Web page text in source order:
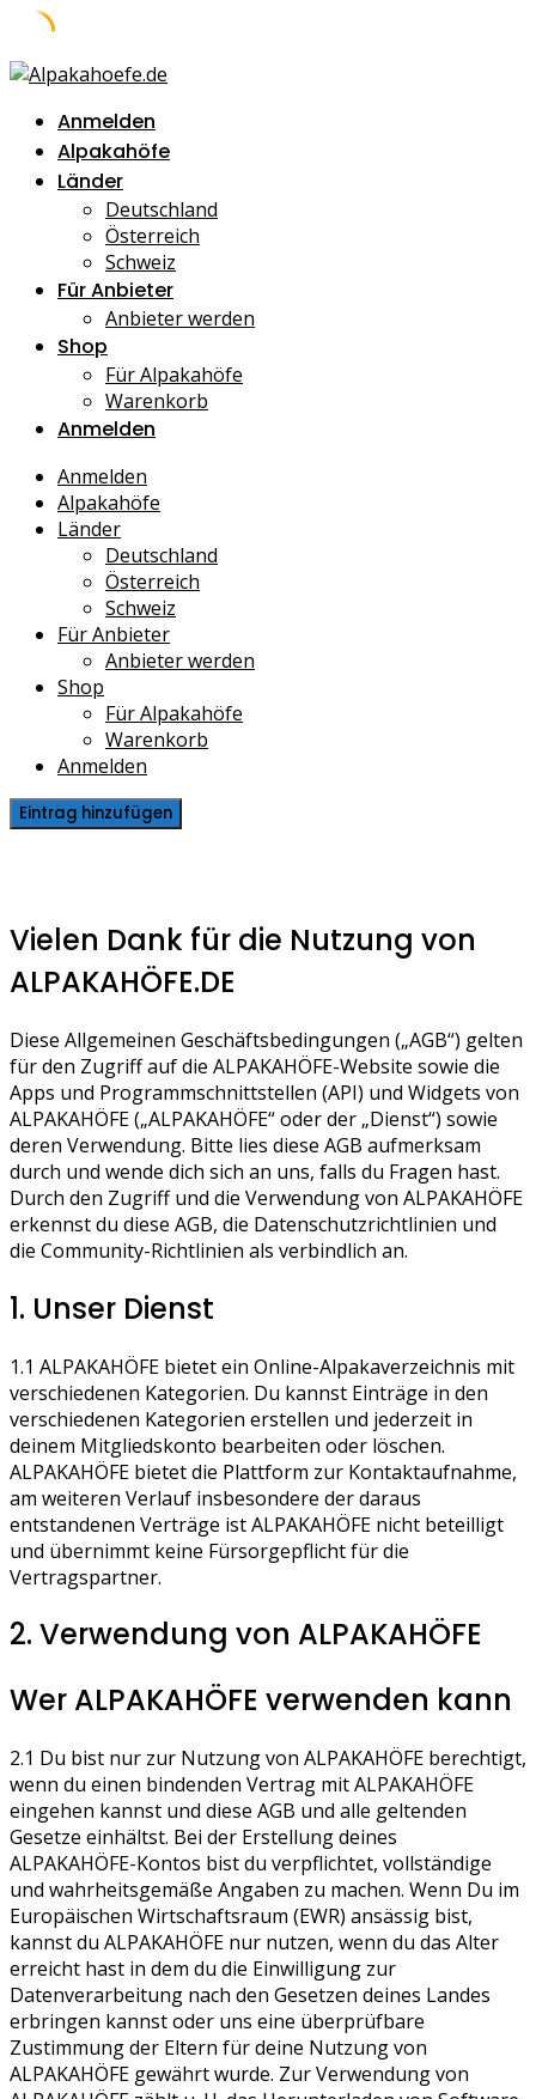
Skip
contentAnmelden
Alpakahöfe
Länder
Deutschland
Österreich
Schweiz
Für Anbieter
Anbieter werden
Shop
Für Alpakahöfe
Warenkorb
Anmelden
Anmelden
Alpakahöfe
Länder
Deutschland
Österreich
Schweiz
Für Anbieter
Anbieter werden
Shop
Für Alpakahöfe
Warenkorb
Anmelden
Eintrag hinzufügen
Vielen Dank für die Nutzung von
ALPAKAHÖFE.DE
Diese Allgemeinen Geschäftsbedingungen („AGB“) gelten
für den Zugriff auf die ALPAKAHÖFE-Website sowie die
Apps und Programmschnittstellen (API) und Widgets von
ALPAKAHÖFE („ALPAKAHÖFE“ oder der „Dienst“) sowie
deren Verwendung. Bitte lies diese AGB aufmerksam
durch und wende dich sich an uns, falls du Fragen hast.
Durch den Zugriff und die Verwendung von ALPAKAHÖFE
erkennst du diese AGB, die Datenschutzrichtlinien und
die Community-Richtlinien als verbindlich an.
1. Unser Dienst
1.1 ALPAKAHÖFE bietet ein Online-Alpakaverzeichnis mit
verschiedenen Kategorien. Du kannst Einträge in den
verschiedenen Kategorien erstellen und jederzeit in
deinem Mitgliedskonto bearbeiten oder löschen.
ALPAKAHÖFE bietet die Plattform zur Kontaktaufnahme,
am weiteren Verlauf insbesondere der daraus
entstandenen Verträge ist ALPAKAHÖFE nicht beteilligt
und übernimmt keine Fürsorgepflicht für die
Vertragspartner.
2. Verwendung von ALPAKAHÖFE
Wer ALPAKAHÖFE verwenden kann
2.1 Du bist nur zur Nutzung von ALPAKAHÖFE berechtigt,
wenn du einen bindenden Vertrag mit ALPAKAHÖFE
eingehen kannst und diese AGB und alle geltenden
Gesetze einhältst. Bei der Erstellung deines
ALPAKAHÖFE-Kontos bist du verpflichtet, vollständige
und wahrheitsgemäße Angaben zu machen. Wenn Du im
Europäischen Wirtschaftsraum (EWR) ansässig bist,
kannst du ALPAKAHÖFE nur nutzen, wenn du das Alter
erreicht hast in dem du die Einwilligung zur
Datenverarbeitung nach den Gesetzen deines Landes
erbringen kannst oder uns eine überprüfbare
Zustimmung der Eltern für deine Nutzung von
ALPAKAHÖFE gewährt wurde. Zur Verwendung von